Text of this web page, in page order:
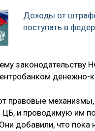
Доходы от
поступать в
законодательству
денежно-
правовые
и проводимую им
добавили, что